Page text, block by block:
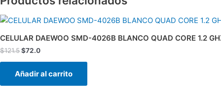
CELULAR DAEWOO SMD-4026B BLANCO QUAD CORE 1.2
$121.5
El
original
era:
$121.5.
$72.0
El
actual
es:
$72.0.
Añadir al carrito